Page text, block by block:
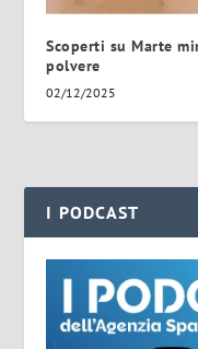
Scoperti su Marte
polvere
02/12/2025
I PODCAST